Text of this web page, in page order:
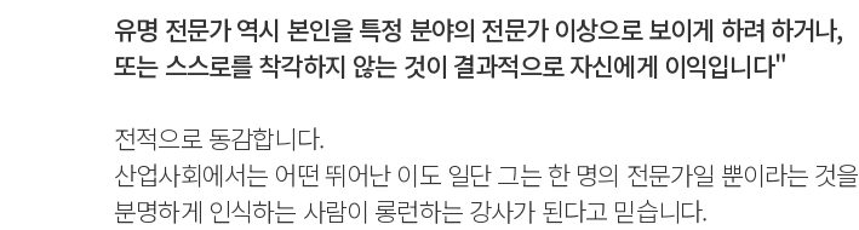
유명 전문가 역시 본인을 특정 분야의 전문가 이상으로 보이게 하려 하거나,
또는 스스로를 착각하지 않는 것이 결과적으로 자신에게 이익입니다"
전적으로 동감합니다.
산업사회에서는 어떤 뛰어난 이도 일단 그는 한 명의 전문가일 뿐이라는 것을
분명하게 인식하는 사람이 롱런하는 강사가 된다고 믿습니다.